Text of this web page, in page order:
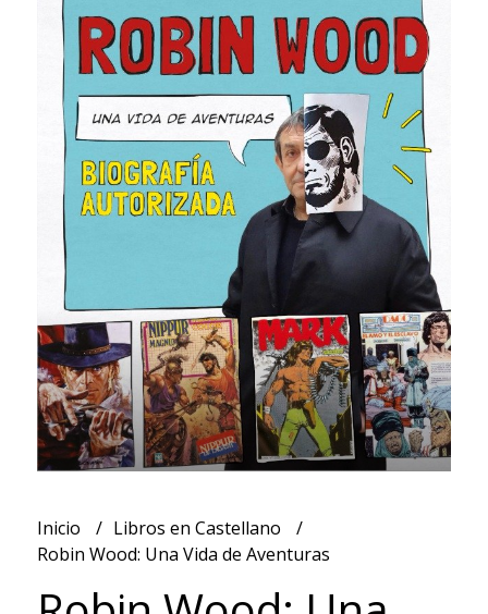
Inicio
Libros en Castellano
Robin Wood: Una Vida de Aventuras